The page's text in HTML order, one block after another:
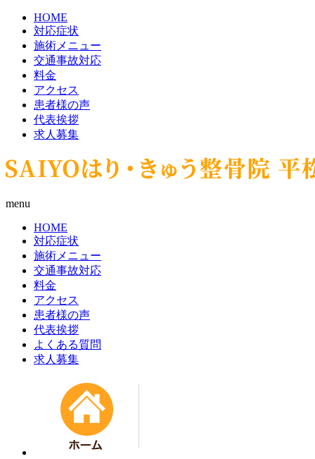
HOME
対応症状
施術メニュー
交通事故対応
料金
アクセス
患者様の声
代表挨拶
求人募集
menu
HOME
対応症状
施術メニュー
交通事故対応
料金
アクセス
患者様の声
代表挨拶
よくある質問
求人募集